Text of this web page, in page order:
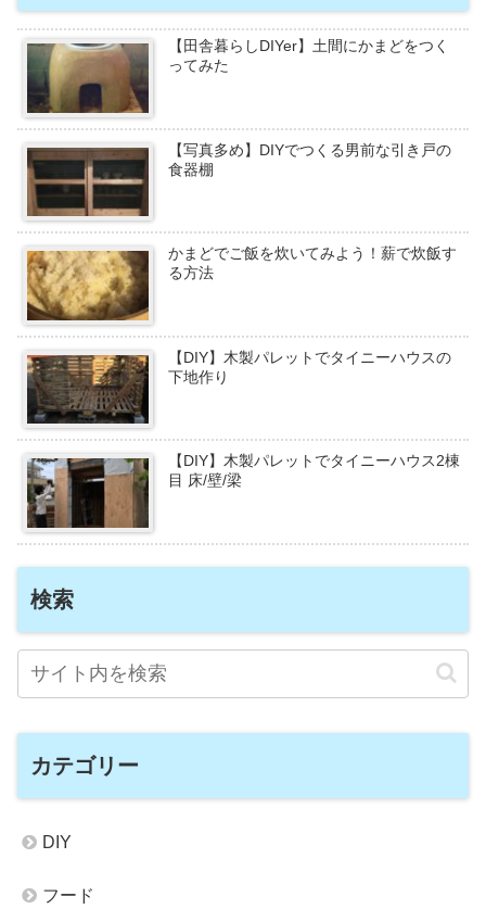
【田舎暮らしDIYer】土間にかまどをつく
ってみた
【写真多め】DIYでつくる男前な引き戸の
食器棚
かまどでご飯を炊いてみよう！薪で炊飯す
る方法
【DIY】木製パレットでタイニーハウスの
下地作り
【DIY】木製パレットでタイニーハウス2棟
目 床/壁/梁
検索
カテゴリー
DIY
フード